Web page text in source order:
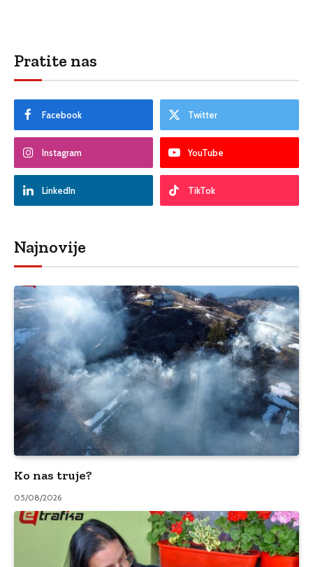
Pratite nas
Facebook Twitter
Instagram YouTube
LinkedIn TikTok
Najnovije
Ko nas truje?
05/08/2026